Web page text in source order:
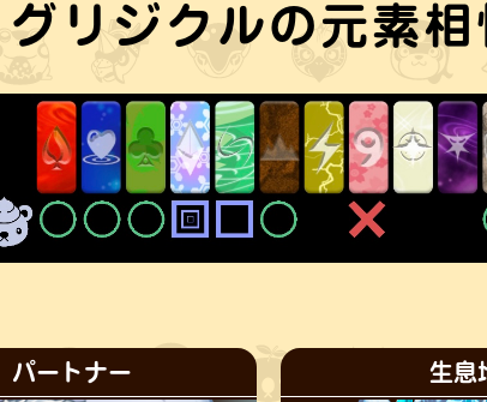
グリジクルの元素相
パートナー 生息